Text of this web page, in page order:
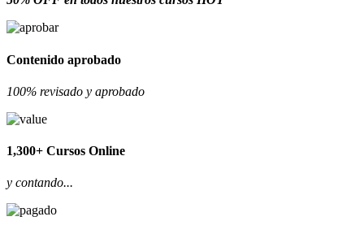
Contenido aprobado
100% revisado y aprobado
1,300+ Cursos Online
y contando...